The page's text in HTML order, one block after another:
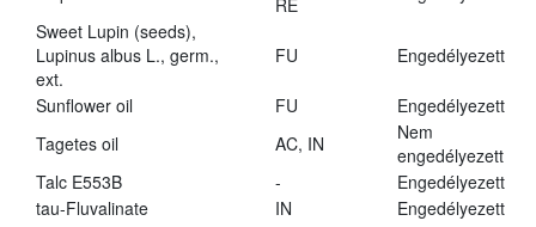
RE
Sweet Lupin (seeds),
Lupinus albus L., germ.,
ext.
FU Engedélyezett
Sunflower oil FU
Engedélyezett
Tagetes oil
AC, IN
Nem
engedélyezett
Talc E553B
-
Engedélyezett
tau-Fluvalinate
IN
Engedélyezett